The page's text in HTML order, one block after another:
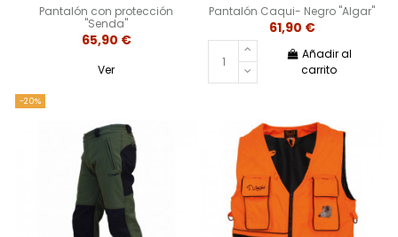
Pantalón con protección
"Senda"
65,90 €
Ver
Pantalón Caqui- Negro "Algar"
61,90 €
Añadir al
carrito
-20%